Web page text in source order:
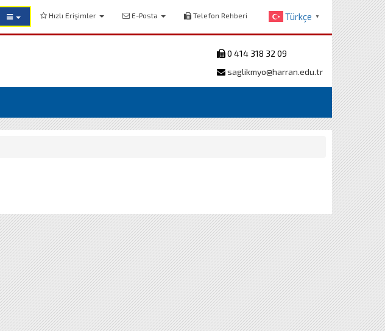
Hızlı Erişimler E-Posta Telefon Rehberi Türkçe ▼
0 414 318 32 09
saglikmyo@harran.edu.tr